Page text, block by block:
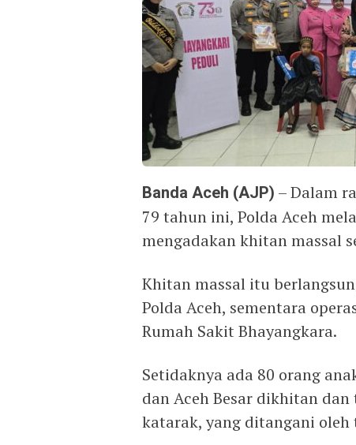
Banda Aceh (AJP) – Dalam
79 tahun ini, Polda Aceh
mengadakan khitan massal
Khitan massal itu
Polda Aceh, sementara
Rumah Sakit Bhayangkara.
Setidaknya ada 80 orang
dan Aceh Besar dikhitan
katarak, yang ditangani